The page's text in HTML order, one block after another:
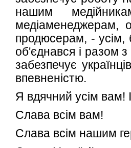
нашим
медіаменеджерам,
продюсерам, - усім,
об'єднався і разом
забезпечує
впевненістю.
Я вдячний усім вам!
Слава всім вам!
Слава всім нашим